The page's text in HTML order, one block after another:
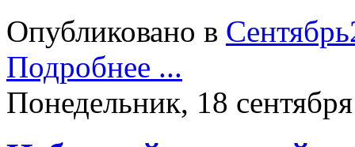
Опубликовано в
Подробнее ...
Понедельник, 18